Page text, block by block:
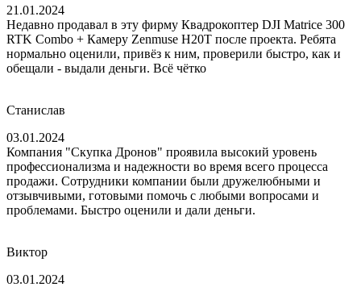
21.01.2024
Недавно продавал в эту фирму Квадрокоптер DJI Matrice 300
RTK Combo + Камеру Zenmuse H20T после проекта. Ребята
нормально оценили, привёз к ним, проверили быстро, как и
обещали - выдали деньги. Всё чётко
Станислав
03.01.2024
Компания "Скупка Дронов" проявила высокий уровень
профессионализма и надежности во время всего процесса
продажи. Сотрудники компании были дружелюбными и
отзывчивыми, готовыми помочь с любыми вопросами и
проблемами. Быстро оценили и дали деньги.
Виктор
03.01.2024